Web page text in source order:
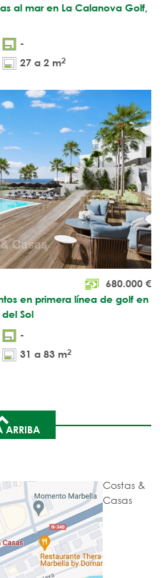
al mar en La Calanova Golf,
-
27 a 2 m2
680.000 €
en primera línea de golf en
Sol
-
31 a 83 m2
ARRIBA
Costas &
Casas